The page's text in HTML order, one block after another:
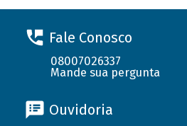
Fale Conosco
08007026337
Mande sua pergunta
Ouvidoria